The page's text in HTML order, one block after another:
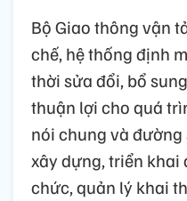
Bộ Giao thông vận
chế, hệ thống định
thời sửa đổi, bổ
thuận lợi cho quá
nói chung và
xây dựng, triển khai
chức, quản lý khai